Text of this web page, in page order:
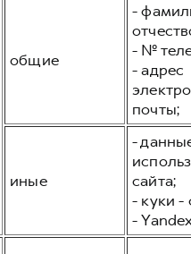
общие
-
- №
- адрес
почты;
иные
-
сайта;
- куки -
-